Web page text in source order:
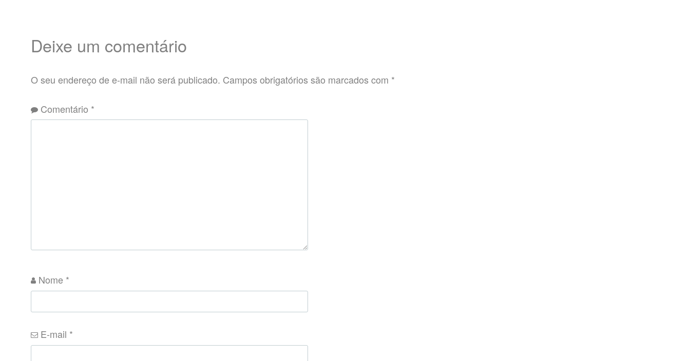
Deixe um comentário
O seu endereço de e-mail não será publicado. Campos obrigatórios são marcados com *
Comentário *
Nome *
E-mail *